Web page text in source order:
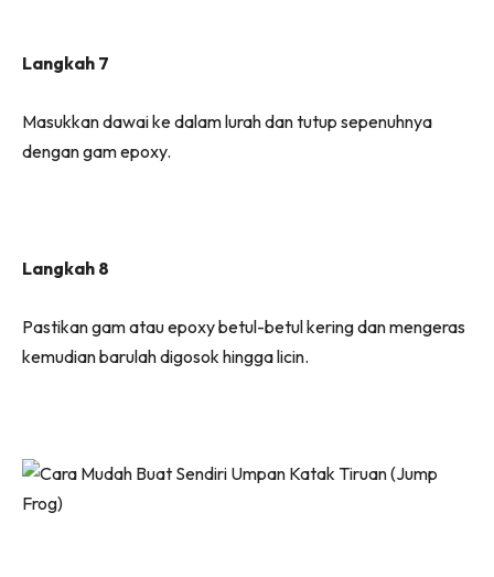
Langkah 7
Masukkan dawai ke dalam lurah dan tutup sepenuhnya
dengan gam epoxy.
Langkah 8
Pastikan gam atau epoxy betul-betul kering dan mengeras
kemudian barulah digosok hingga licin.